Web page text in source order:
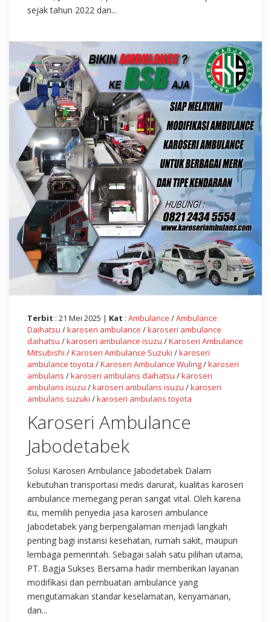
sejak tahun 2022 dan...
Terbit : 21 Mei 2025 | Kat : Ambulance /Ambulance
Daihatsu /karoseri ambulance /karoseri ambulance
daihatsu /karoseri ambulance isuzu /Karoseri Ambulance
Mitsubishi /Karoseri Ambulance Suzuki /karoseri
ambulance toyota /Karoseri Ambulance Wuling/karoseri
ambulans /karoseri ambulans daihatsu /karoseri
ambulans isuzu /karoseri ambulans isuzu /karoseri
ambulans suzuki /karoseri ambulans toyota
Karoseri Ambulance
Jabodetabek
Solusi Karoseri Ambulance Jabodetabek Dalam
kebutuhan transportasi medis darurat, kualitas karoseri
ambulance memegang peran sangat vital. Oleh karena
itu, memilih penyedia jasa karoseri ambulance
Jabodetabek yang berpengalaman menjadi langkah
penting bagi instansi kesehatan, rumah sakit, maupun
lembaga pemerintah. Sebagai salah satu pilihan utama,
PT. Bagja Sukses Bersama hadir memberikan layanan
modifikasi dan pembuatan ambulance yang
mengutamakan standar keselamatan, kenyamanan,
dan...